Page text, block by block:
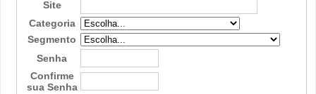
Site
Categoria
Segmento
Senha
Confirme
sua Senha